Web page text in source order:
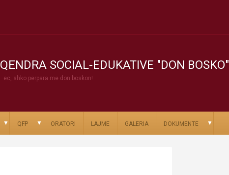
QENDRA SOCIAL-EDUKATIVE "DON BOSKO"
ec, shko përpara me don boskon!
▼ QFP ▼ ORATORI LAJME GALERIA DOKUMENTE ▼